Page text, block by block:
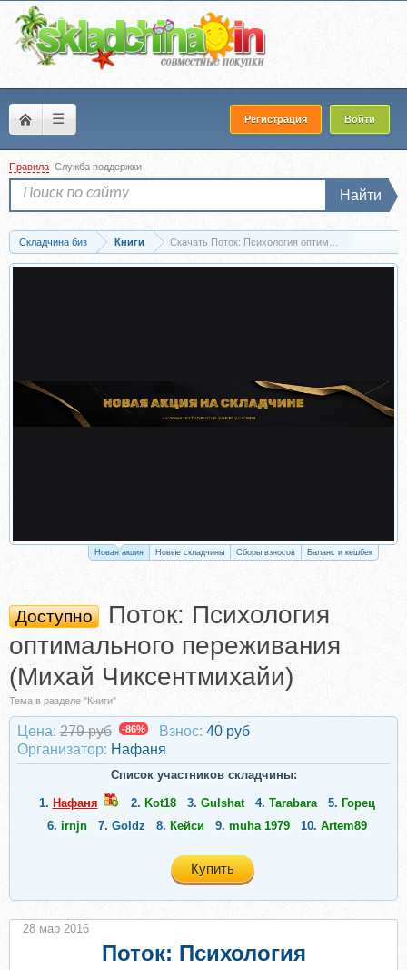
☰ Регистрация Войти
Правила Служба поддержки
Найти
Складчина биз Книги Скачать Поток: Психология оптимального
Новая акция Новые складчины Сборы взносов Баланс и кешбек
Доступно
Поток: Психология
оптимального переживания
(Михай Чиксентмихайи)
Тема в разделе "Книги"
Цена: 279 руб -86% Взнос: 40 руб
Организатор: Нафаня
Список участников складчины:
1. Нафаня 2. Kot18 3. Gulshat 4. Tarabara 5. Горец
6. irnjn 7. Goldz 8. Кейси 9. muha 1979 10. Artem89
Купить
Поток: Психология
28 мар 2016